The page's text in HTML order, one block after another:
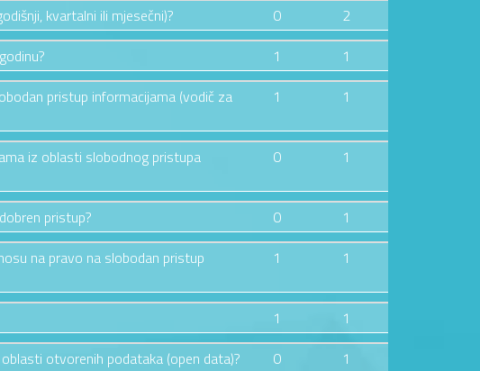
kvartalni ili mjesečni)? 0
2
1
1
pristup informacijama (vodič za
1 1
iz oblasti slobodnog pristupa
0 1
pristup? 0
1
na pravo na slobodan pristup
1 1
1
1
otvorenih podataka (open data)? 0
1